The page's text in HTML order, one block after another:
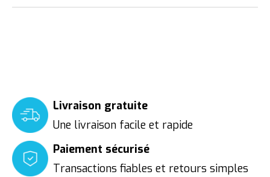
Livraison gratuite
Une livraison facile et rapide
Paiement sécurisé
Transactions fiables et retours simples